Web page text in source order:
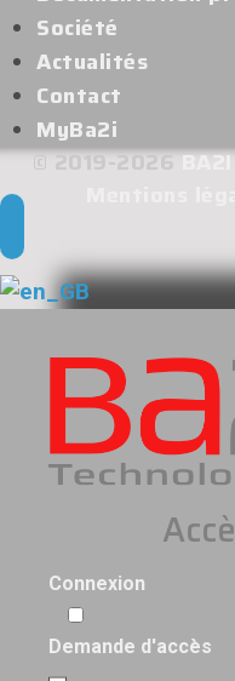
Société
Actualités
Contact
MyBa2i
© 2019-2026BA2I
Connexion
Demande d'accès